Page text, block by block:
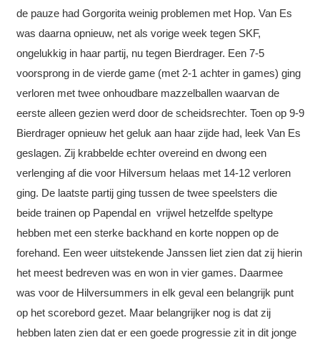
de pauze had Gorgorita weinig problemen met Hop. Van Es
was daarna opnieuw, net als vorige week tegen SKF,
ongelukkig in haar partij, nu tegen Bierdrager. Een 7-5
voorsprong in de vierde game (met 2-1 achter in games) ging
verloren met twee onhoudbare mazzelballen waarvan de
eerste alleen gezien werd door de scheidsrechter. Toen op 9-9
Bierdrager opnieuw het geluk aan haar zijde had, leek Van Es
geslagen. Zij krabbelde echter overeind en dwong een
verlenging af die voor Hilversum helaas met 14-12 verloren
ging. De laatste partij ging tussen de twee speelsters die
beide trainen op Papendal en vrijwel hetzelfde speltype
hebben met een sterke backhand en korte noppen op de
forehand. Een weer uitstekende Janssen liet zien dat zij hierin
het meest bedreven was en won in vier games. Daarmee
was voor de Hilversummers in elk geval een belangrijk punt
op het scorebord gezet. Maar belangrijker nog is dat zij
hebben laten zien dat er een goede progressie zit in dit jonge